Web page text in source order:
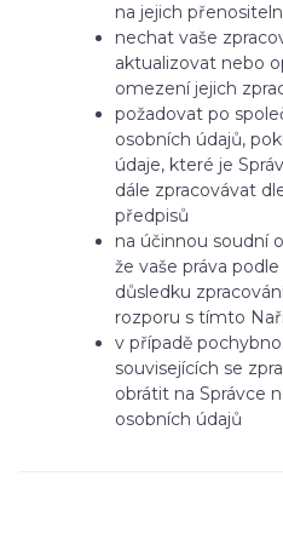
na jejich
nechat vaše
aktualizovat nebo
omezení jejich
požadovat po
osobních údajů,
údaje, které je
dále zpracovávat
předpisů
na účinnou soudní
že vaše práva
důsledku
rozporu s tímto
v případě
souvisejících se
obrátit na Správce
osobních údajů